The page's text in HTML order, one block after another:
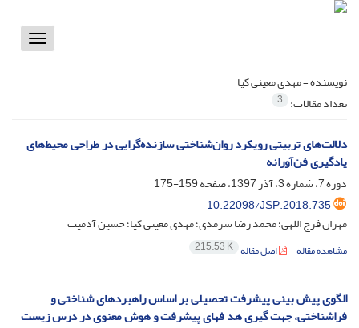
Toggle
نویسنده =مهدی معینی کیا
تعداد مقالات: 3
دلالت‌های تربیتی رویکرد روان‌شناختی سازنده‌گرایی در طراحی محیط‌های
یادگیری فن‌آورانه
دوره 7، شماره 3، آذر 1397، صفحه
159-175
10.22098/JSP.2018.735
مهران فرج اللهی؛ محمد رضا سرمدی؛ مهدی معینی کیا؛ حسین آدمیت
مشاهده مقاله اصل مقاله 215.53 K
الگوی پیش بینی پیشرفت تحصیلی بر اساس راهبردهای شناختی و
فراشناختی، جهت گیری هد فهای پیشرفت و هوش معنوی در درس زیست